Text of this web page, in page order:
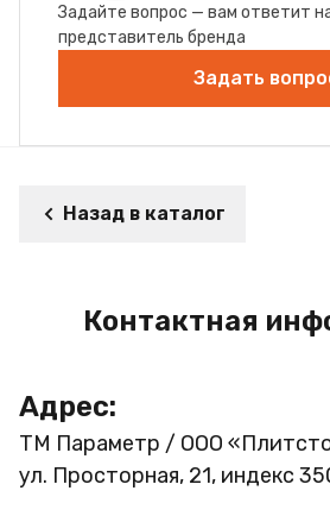
Задайте вопрос — вам ответит
представитель бренда
Задать
Назад в каталог
Контактная
Адрес:
ТМ Параметр / ООО
ул. Просторная, 21, индекс